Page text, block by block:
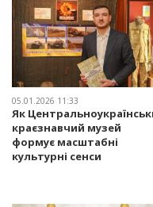
05.01.2026 11:33
Як
краєзнавчий музей
формує масштабні
культурні сенси